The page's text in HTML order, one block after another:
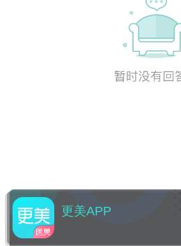
更美APP